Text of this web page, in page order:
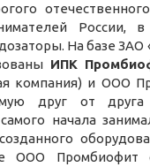
России,
На базе ЗАО
ИПК
компания) и ООО
друг от
начала
ООО Промбиофит